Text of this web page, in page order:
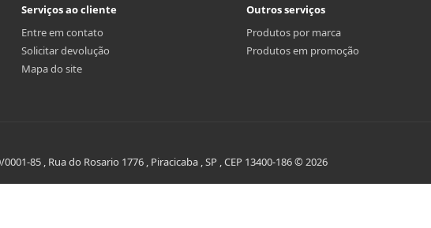
Serviços ao cliente
Entre em contato
Solicitar devolução
Mapa do site
Outros serviços
Produtos por marca
Produtos em promoção
85 , Rua do Rosario 1776 , Piracicaba , SP , CEP 13400-186 © 2026